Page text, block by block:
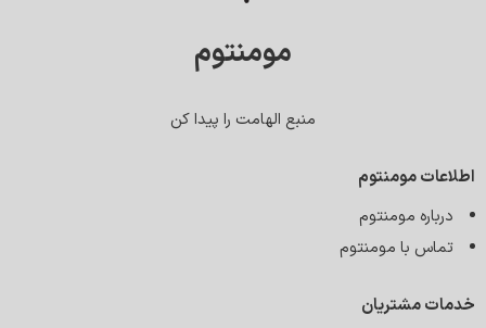
مومنتوم
منبع الهامت را پیدا کن
اطلاعات مومنتوم
درباره مومنتوم
تماس با مومنتوم
خدمات مشتریان